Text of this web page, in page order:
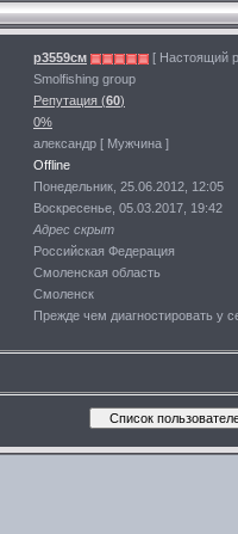
р3559см
[ Настоящий
Smolfishing group
Репутация (60)
0%
александр [ Мужчина ]
Offline
Понедельник, 25.06.2012, 12:05
Воскресенье, 05.03.2017, 19:42
Адрес скрыт
Российская Федерация
Смоленская область
Смоленск
Прежде чем диагностировать у